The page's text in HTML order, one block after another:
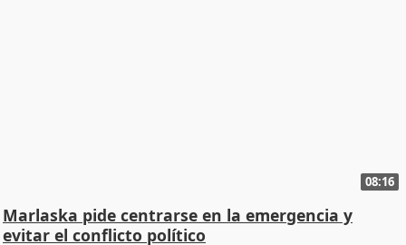
08:16
Marlaska pide centrarse en la emergencia y
evitar el conflicto político